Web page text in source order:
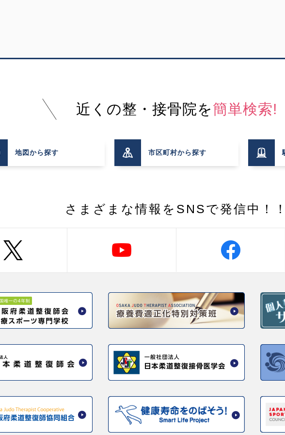
近くの整・接骨院を簡単検索!
地図から探す 市区町村から探す
さまざまな情報を SNSで発信中！！